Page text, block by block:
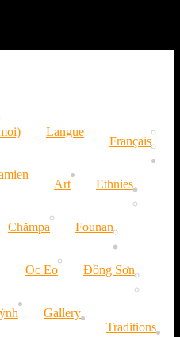
Langue
Français
Art Ethnies
Chămpa Founan
Oc Eo Đồng Sơn
Gallery
Traditions